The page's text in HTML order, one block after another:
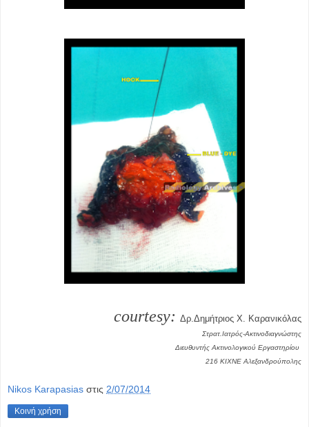
courtesy: Δρ.Δημήτριος Χ. Καρανικόλας
Στρατ.Ιατρός-Ακτινοδιαγνώστης
Διευθυντής Ακτινολογικού Εργαστηρίου
216 ΚΙΧΝΕ Αλεξανδρούπολης
Nikos Karapasias στις 2/07/2014
Κοινή χρήση